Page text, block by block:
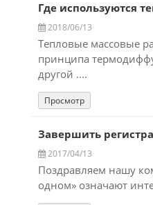
Где используются
2018/06/13
Тепловые массовые
принципа
другой ....
Просмотр
Завершить
2017/04/13
Поздравляем нашу
одном» означают